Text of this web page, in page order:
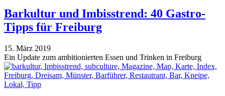
Barkultur und Imbisstrend: 40 Gastro-
Tipps für Freiburg
15. März 2019
Ein Update zum ambitionierten Essen und Trinken in Freiburg